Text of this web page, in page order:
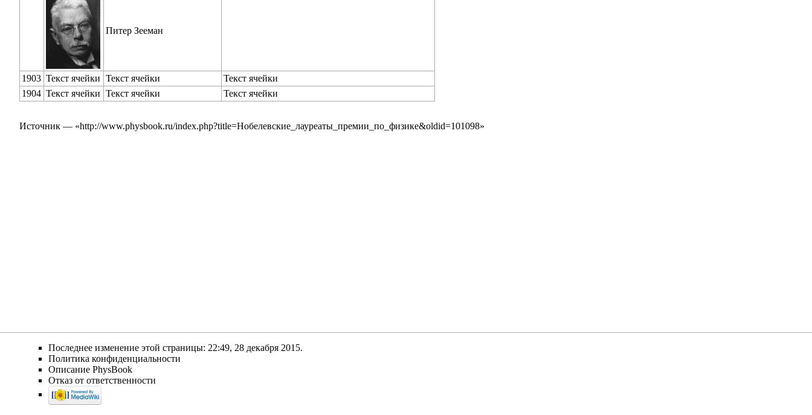
Питер Зееман
1903 Текст ячейки Текст ячейки
Текст ячейки
1904 Текст ячейки Текст ячейки Текст ячейки
Источник — «http://www.physbook.ru/index.php?title=Нобелевские_лауреаты_премии_по_физике&oldid=101098»
Последнее изменение этой страницы: 22:49, 28 декабря 2015.
Политика конфиденциальности
Описание PhysBook
Отказ от ответственности